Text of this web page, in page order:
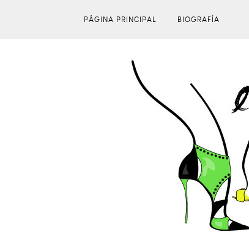
PÁGINA PRINCIPAL BIOGRAFÍA